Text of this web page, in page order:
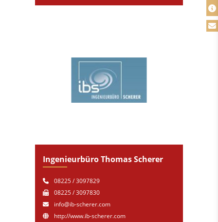
Ingenieurbüro Thomas Scherer
08225 / 3097829
08225 / 3097830
info@ib-scherer.com
http://www.ib-scherer.com